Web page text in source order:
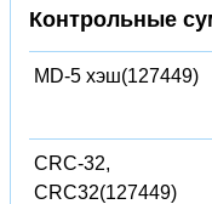
Контрольные
MD-5 хэш(127449)
CRC-32,
CRC32(127449)